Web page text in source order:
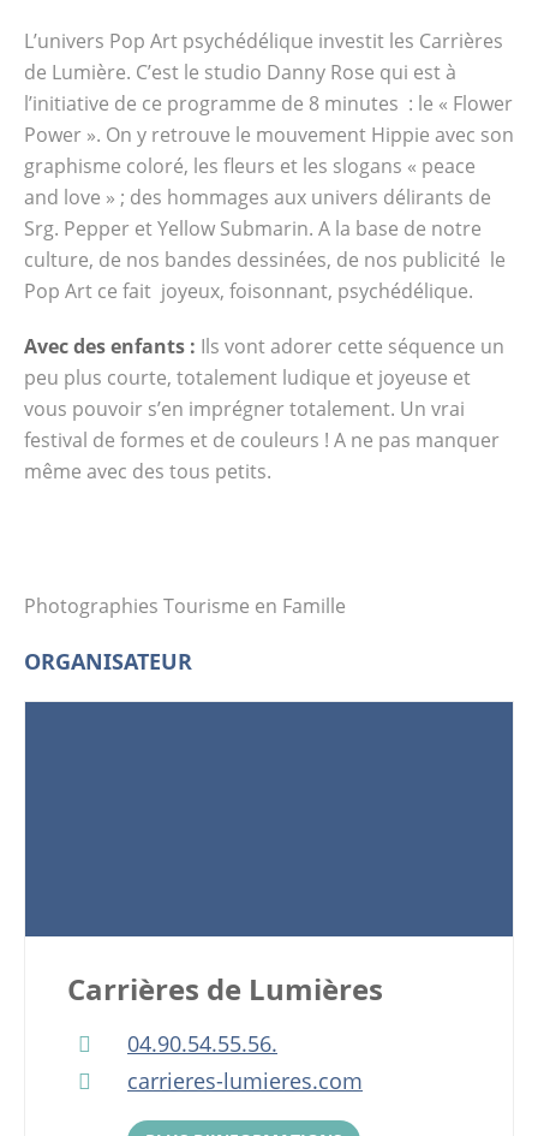
L’univers Pop Art psychédélique investit les Carrières
de Lumière. C’est le studio Danny Rose qui est à
l’initiative de ce programme de 8 minutes : le « Flower
Power ». On y retrouve le mouvement Hippie avec son
graphisme coloré, les fleurs et les slogans « peace
and love » ; des hommages aux univers délirants de
Srg. Pepper et Yellow Submarin. A la base de notre
culture, de nos bandes dessinées, de nos publicité le
Pop Art ce fait joyeux, foisonnant, psychédélique.
Avec des enfants : Ils vont adorer cette séquence un
peu plus courte, totalement ludique et joyeuse et
vous pouvoir s’en imprégner totalement. Un vrai
festival de formes et de couleurs ! A ne pas manquer
même avec des tous petits.
Photographies Tourisme en Famille
ORGANISATEUR
Carrières de Lumières
04.90.54.55.56.
carrieres-lumieres.com